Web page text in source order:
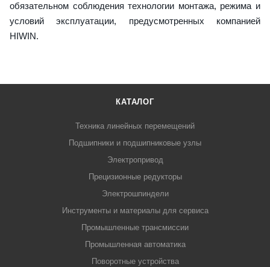
обязательном соблюдения технологии монтажа, режима и
условий эксплуатации, предусмотренных компанией
HIWIN.
КАТАЛОГ
Техника линейных перемещений
Подшипники и подшипниковые узлы
Электропривод
Прецизионные редукторы
Электрошпиндели
Инструменты и материалы для сервиса
Промышленные трансмиссии
Промышленная автоматика
Поворотные устройства